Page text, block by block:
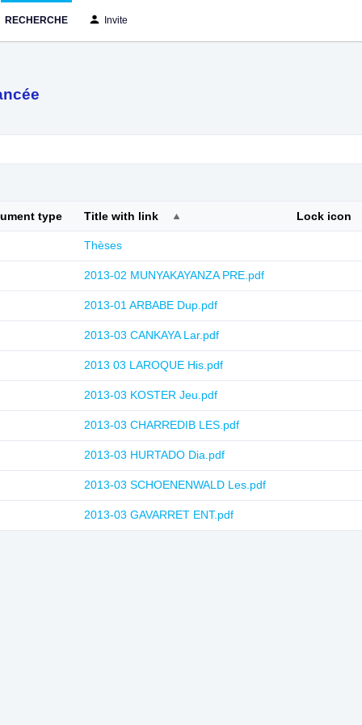
RECHERCHE Invite
type Title with link Lock icon
Thèses
2013-02 MUNYAKAYANZA PRE.pdf
2013-01 ARBABE Dup.pdf
2013-03 CANKAYA Lar.pdf
2013 03 LAROQUE His.pdf
2013-03 KOSTER Jeu.pdf
2013-03 CHARREDIB LES.pdf
2013-03 HURTADO Dia.pdf
2013-03 SCHOENENWALD Les.pdf
2013-03 GAVARRET ENT.pdf